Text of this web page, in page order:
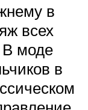
в
всех
В моде
в